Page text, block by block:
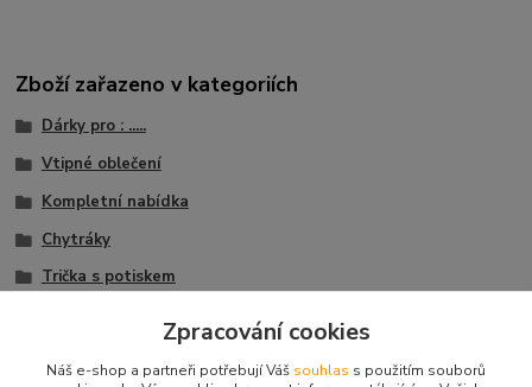
Zboží zařazeno v kategoriích
Dárky pro : .....
Vtipné oblečení
Kompletní nabídka
Chytráky
Trička s potiskem
Zpracování cookies
Náš e-shop a partneři potřebují Váš souhlas s použitím souborů